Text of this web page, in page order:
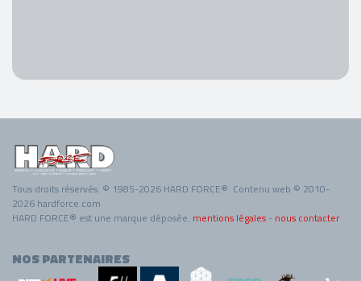
Tous droits réservés. © 1985-2026 HARD FORCE®. Contenu web © 2010-
2026 hardforce.com
HARD FORCE® est une marque déposée. mentions légales - nous contacter
NOS PARTENAIRES